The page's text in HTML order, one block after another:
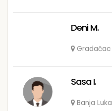
Deni M.
Gradačac
Sasa I.
Banja Luka